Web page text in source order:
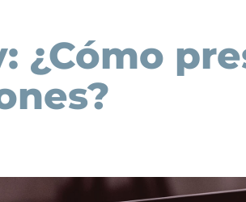
¿Cómo